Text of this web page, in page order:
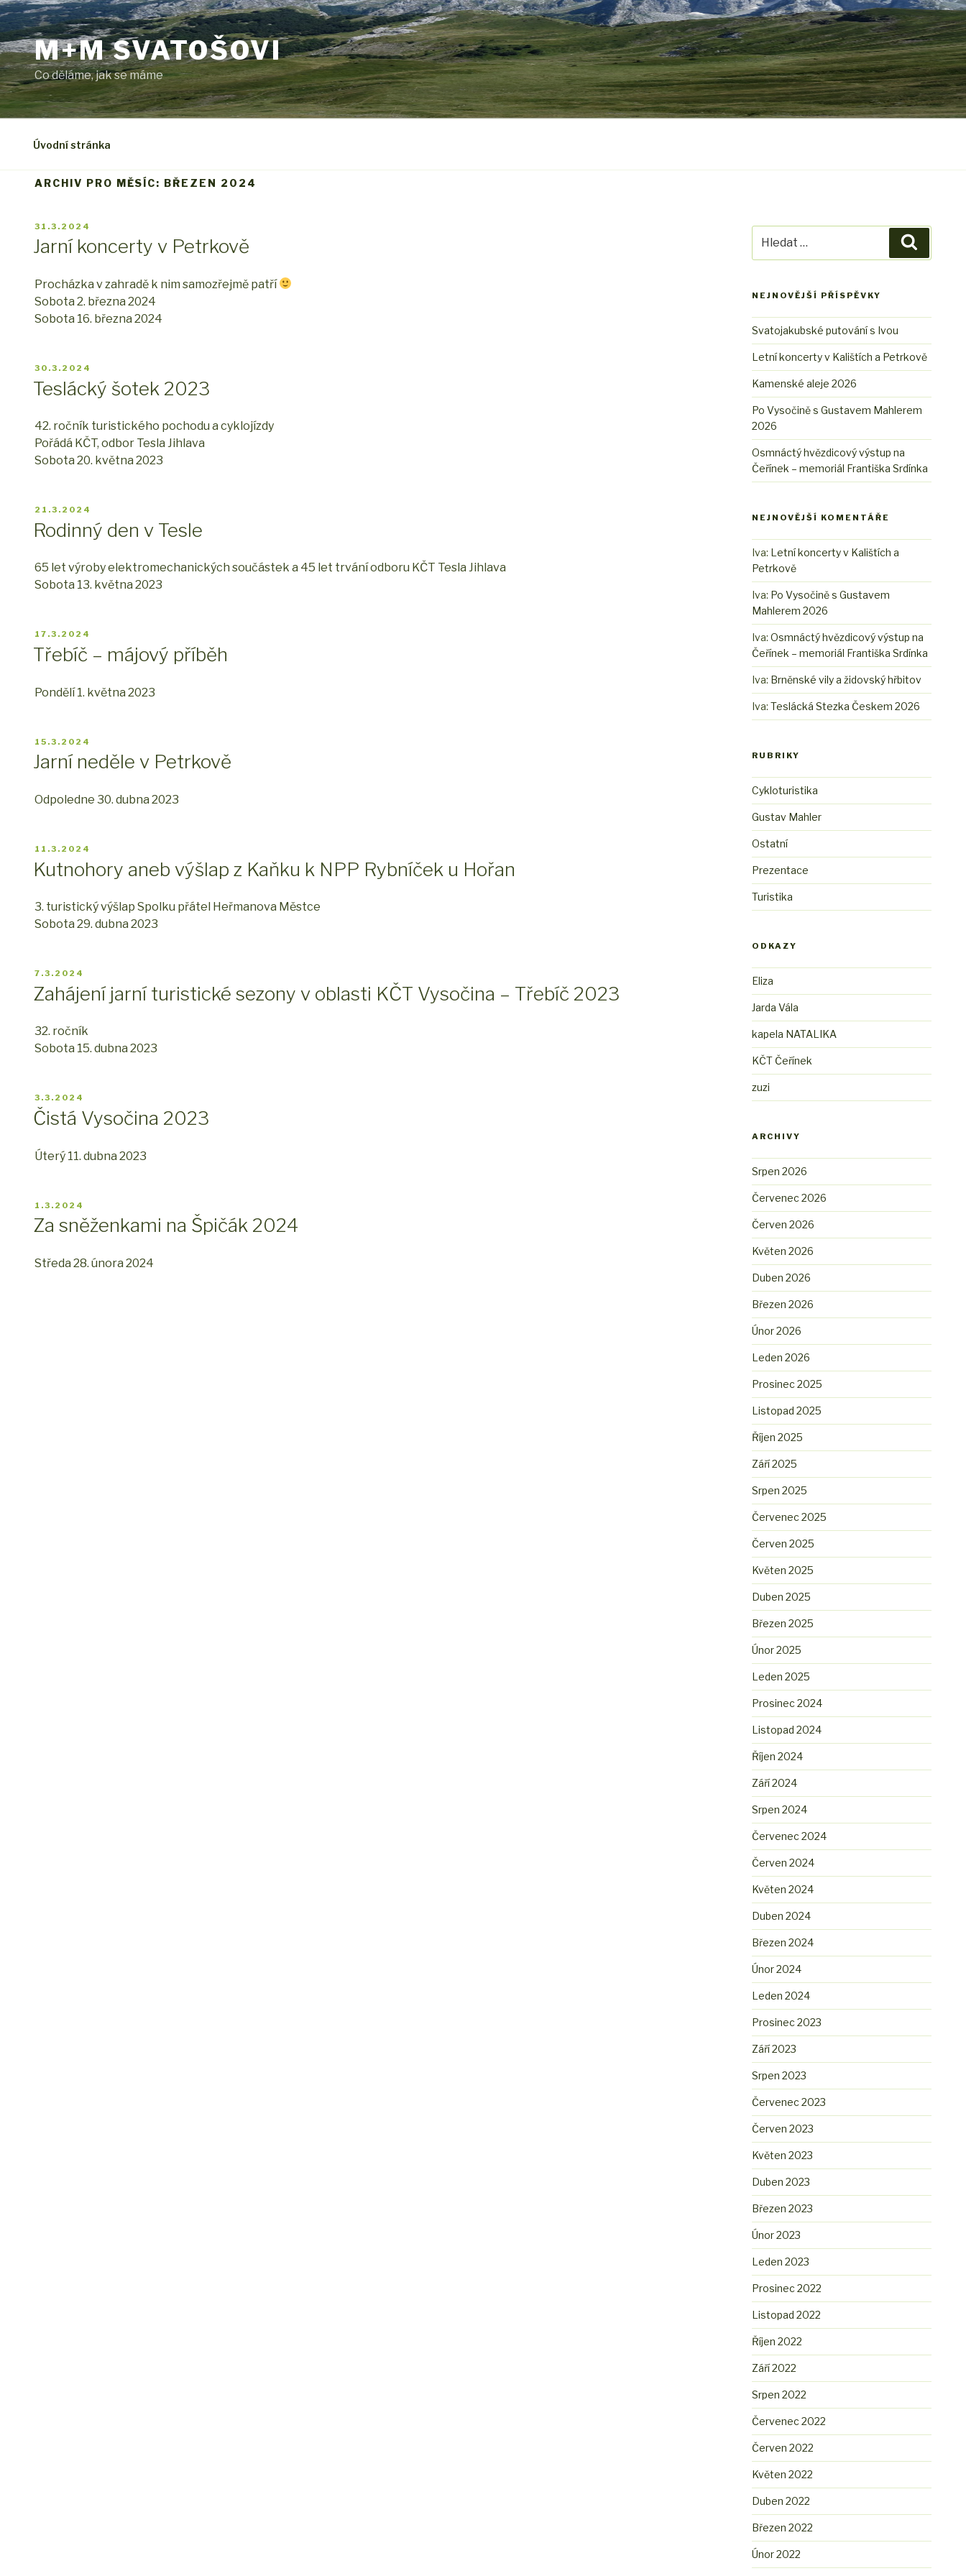
Přejít
k
obsahu
webu M+M SVATOŠOVI
Co děláme, jak se máme
Úvodní stránka
ARCHIV PRO MĚSÍC: BŘEZEN 2024
PUBLIKOVÁNO
31.3.2024
Jarní koncerty v Petrkově
Procházka v zahradě k nim samozřejmě patří
Sobota 2. března 2024
Sobota 16. března 2024
PUBLIKOVÁNO
30.3.2024
Teslácký šotek 2023
42. ročník turistického pochodu a cyklojízdy
Pořádá KČT, odbor Tesla Jihlava
Sobota 20. května 2023
PUBLIKOVÁNO
21.3.2024
Rodinný den v Tesle
65 let výroby elektromechanických součástek a 45 let trvání odboru KČT Tesla Jihlava
Sobota 13. května 2023
PUBLIKOVÁNO
17.3.2024
Třebíč – májový příběh
Pondělí 1. května 2023
PUBLIKOVÁNO
15.3.2024
Jarní neděle v Petrkově
Odpoledne 30. dubna 2023
PUBLIKOVÁNO
11.3.2024
Kutnohory aneb výšlap z Kaňku k NPP Rybníček u Hořan
3. turistický výšlap Spolku přátel Heřmanova Městce
Sobota 29. dubna 2023
PUBLIKOVÁNO
7.3.2024
Zahájení jarní turistické sezony v oblasti KČT Vysočina – Třebíč 2023
32. ročník
Sobota 15. dubna 2023
PUBLIKOVÁNO
3.3.2024
Čistá Vysočina 2023
Úterý 11. dubna 2023
PUBLIKOVÁNO
1.3.2024
Za sněženkami na Špičák 2024
Středa 28. února 2024
NEJNOVĚJŠÍ PŘÍSPĚVKY
Svatojakubské putování s Ivou
Letní koncerty v Kalištích a Petrkově
Kamenské aleje 2026
Po Vysočině s Gustavem Mahlerem
2026
Osmnáctý hvězdicový výstup na
Čeřínek – memoriál Františka Srdínka
NEJNOVĚJŠÍ KOMENTÁŘE
Iva: Letní koncerty v Kalištích a
Petrkově
Iva: Po Vysočině s Gustavem
Mahlerem 2026
Iva:Osmnáctý hvězdicový výstup na
Čeřínek – memoriál Františka Srdínka
Iva: Brněnské vily a židovský hřbitov
Iva:Teslácká Stezka Českem 2026
RUBRIKY
Cykloturistika
Gustav Mahler
Ostatní
Prezentace
Turistika
ODKAZY
Eliza
Jarda Vála
kapela NATALIKA
KČT Čeřínek
zuzi
ARCHIVY
Srpen 2026
Červenec 2026
Červen 2026
Květen 2026
Duben 2026
Březen 2026
Únor 2026
Leden 2026
Prosinec 2025
Listopad 2025
Říjen 2025
Září 2025
Srpen 2025
Červenec 2025
Červen 2025
Květen 2025
Duben 2025
Březen 2025
Únor 2025
Leden 2025
Prosinec 2024
Listopad 2024
Říjen 2024
Září 2024
Srpen 2024
Červenec 2024
Červen 2024
Květen 2024
Duben 2024
Březen 2024
Únor 2024
Leden 2024
Prosinec 2023
Září 2023
Srpen 2023
Červenec 2023
Červen 2023
Květen 2023
Duben 2023
Březen 2023
Únor 2023
Leden 2023
Prosinec 2022
Listopad 2022
Říjen 2022
Září 2022
Srpen 2022
Červenec 2022
Červen 2022
Květen 2022
Duben 2022
Březen 2022
Únor 2022